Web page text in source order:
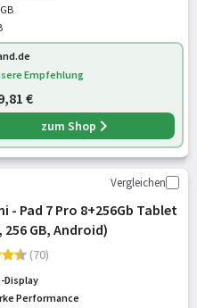
Empfehlung
€
zum Shop
Vergleichen
- Pad 7 Pro 8+256Gb Tablet
256 GB, Android)
(70)
Display
Performance